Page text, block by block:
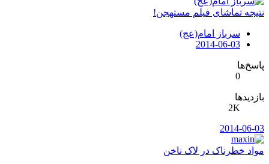
نتیجه تماشای فیلم‌ مستهجن!
سرباز امام(عج)
2014-06-03
پاسخ‌ها
0
بازدیدها
2K
2014-06-03
مواد خطرناک در لاک ناخن